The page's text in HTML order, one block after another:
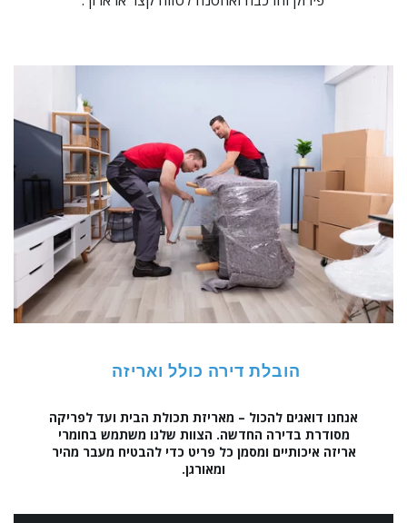
הובלת דירה כולל ואריזה
אנחנו דואגים להכול – מאריזת תכולת הבית ועד לפריקה
מסודרת בדירה החדשה. הצוות שלנו משתמש בחומרי
אריזה איכותיים ומסמן כל פריט כדי להבטיח מעבר מהיר
ומאורגן.